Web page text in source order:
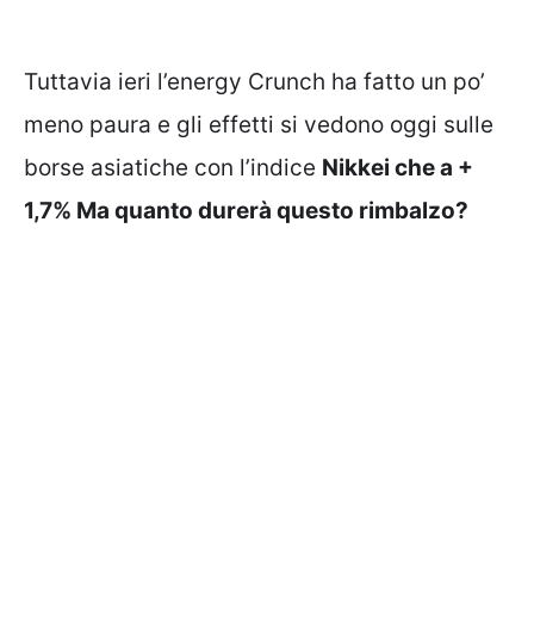
Tuttavia ieri l’energy Crunch ha fatto un po’
meno paura e gli effetti si vedono oggi sulle
borse asiatiche con l’indice Nikkei che a +
1,7% Ma quanto durerà questo rimbalzo?